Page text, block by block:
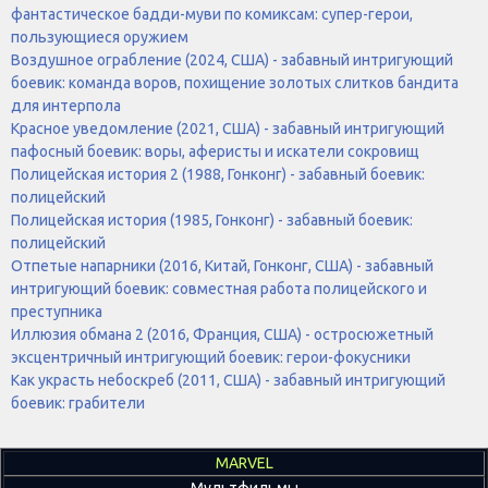
фантастическое бадди-муви по комиксам: супер-герои,
пользующиеся оружием
Воздушное ограбление (2024, США) - забавный интригующий
боевик: команда воров, похищение золотых слитков бандита
для интерпола
Красное уведомление (2021, США) - забавный интригующий
пафосный боевик: воры, аферисты и искатели сокровищ
Полицейская история 2 (1988, Гонконг) - забавный боевик:
полицейский
Полицейская история (1985, Гонконг) - забавный боевик:
полицейский
Отпетые напарники (2016, Китай, Гонконг, США) - забавный
интригующий боевик: совместная работа полицейского и
преступника
Иллюзия обмана 2 (2016, Франция, США) - остросюжетный
эксцентричный интригующий боевик: герои-фокусники
Как украсть небоскреб (2011, США) - забавный интригующий
боевик: грабители
MARVEL